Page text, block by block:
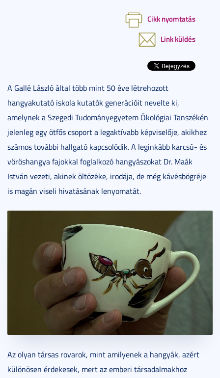
Cikk nyomtatás
Link küldés
A Gallé László által több mint 50 éve létrehozott
hangyakutató iskola kutatók generációit nevelte ki,
amelynek a Szegedi Tudományegyetem Ökológiai Tanszékén
jelenleg egy ötfős csoport a legaktívabb képviselője, akikhez
számos további hallgató kapcsolódik. A leginkább karcsú- és
vöröshangya fajokkal foglalkozó hangyászokat Dr. Maák
István vezeti, akinek öltözéke, irodája, de még kávésbögréje
is magán viseli hivatásának lenyomatát.
Az olyan társas rovarok, mint amilyenek a hangyák, azért
különösen érdekesek, mert az emberi társadalmakhoz